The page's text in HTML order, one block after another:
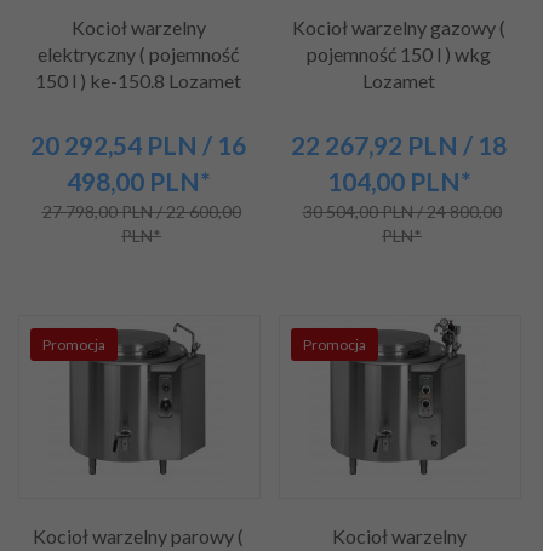
Kocioł warzelny
elektryczny ( pojemność
150 l ) ke-150.8 Lozamet
20 292,54 PLN / 16
498,00 PLN*
27 798,00 PLN / 22 600,00
PLN*
Kocioł warzelny gazowy (
pojemność 150 l ) wkg
Lozamet
22 267,92 PLN / 18
104,00 PLN*
30 504,00 PLN / 24 800,00
PLN*
Promocja
Kocioł warzelny parowy (
Promocja
Kocioł warzelny